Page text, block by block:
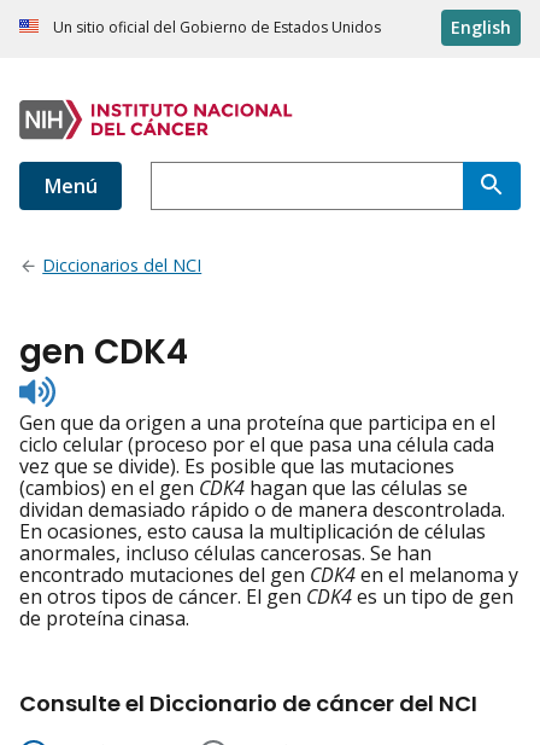
Un sitio oficial del Gobierno de Estados Unidos English
Menú
Diccionarios del NCI
gen CDK4
Listen
to
pronunciation
Gen que da origen a una proteína que participa en el
ciclo celular (proceso por el que pasa una célula cada
vez que se divide). Es posible que las mutaciones
(cambios) en el gen CDK4 hagan que las células se
dividan demasiado rápido o de manera descontrolada.
En ocasiones, esto causa la multiplicación de células
anormales, incluso células cancerosas. Se han
encontrado mutaciones del gen CDK4en el melanoma y
en otros tipos de cáncer. El gen CDK4es un tipo de gen
de proteína cinasa.
Consulte el Diccionario de cáncer del NCI